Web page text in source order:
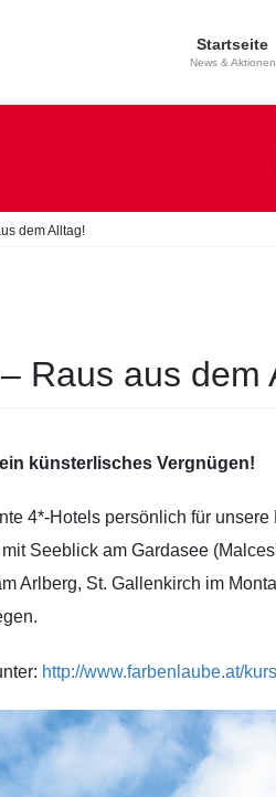
Startseite
News & Aktionen
dem Alltag!
Raus aus dem
künsterlisches Vergnügen!
4*-Hotels persönlich für
Seeblick am Gardasee
Arlberg, St. Gallenkirch im
http://www.farbenlaube.at/